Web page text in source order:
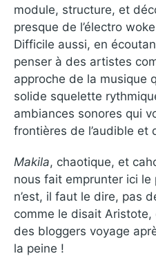
module, structure, et
presque de l’électro
Difficile aussi, en
penser à des artistes
approche de la musique
solide squelette
ambiances sonores qui
frontières de l’audible et
Makila, chaotique, et
nous fait emprunter ici le
n’est, il faut le dire, pas
comme le disait
des bloggers voyage
la peine !